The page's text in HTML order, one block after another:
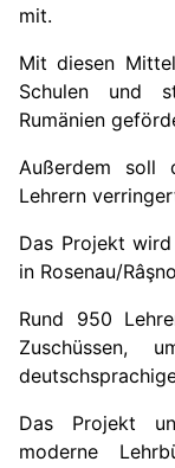
mit.
Mit diesen
Schulen und
Rumänien
Außerdem soll
Lehrern
Das Projekt
in Rosenau/
Rund 950
Zuschüssen,
Das Projekt
moderne